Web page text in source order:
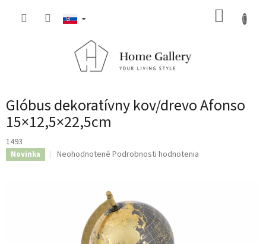
Glóbus dekoratívny kov/drevo Afonso
15×12,5×22,5cm
1493
Novinka
Priemerné
hviezdičiek.
Neohodnotené Podrobnosti hodnotenia